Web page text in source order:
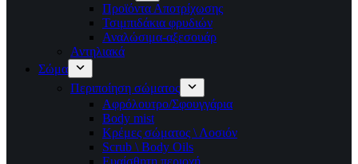
Προϊόντα Αποτρίχωσης
Τσιμπιδάκια φρυδιών
Αναλώσιμα-αξεσουάρ
Αντηλιακά
Σώμα
Περιποίηση σώματος
Αφρόλουτρο/Σφουγγάρια
Body mist
Κρέμες σώματος \ Λοσιόν
Scrub \ Body Oils
Ευαίσθητη περιοχή